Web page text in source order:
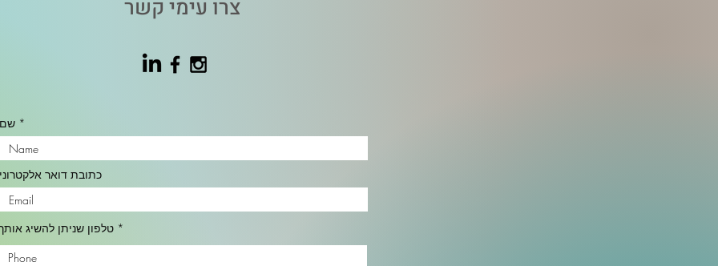
צרו עימי קשר
כתובת דואר אלקטרוני
טלפון שניתן להשיג